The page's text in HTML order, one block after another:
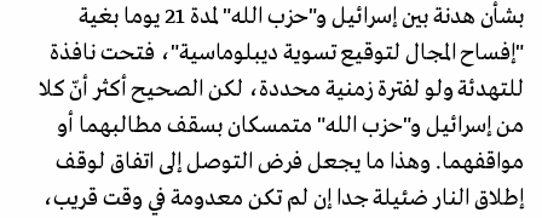
بشأن هدنة بين إسرائيل و"حزب الله" لمدة 21 يوما بغية
"إفساح المجال لتوقيع تسوية ديبلوماسية"، فتحت نافذة
للتهدئة ولو لفترة زمنية محددة، لكن الصحيح أكثر أنّ كلا
من إسرائيل و"حزب الله" متمسكان بسقف مطالبهما أو
مواقفهما. وهذا ما يجعل فرض التوصل إلى اتفاق لوقف
إطلاق النار ضئيلة جدا إن لم تكن معدومة في وقت قريب،